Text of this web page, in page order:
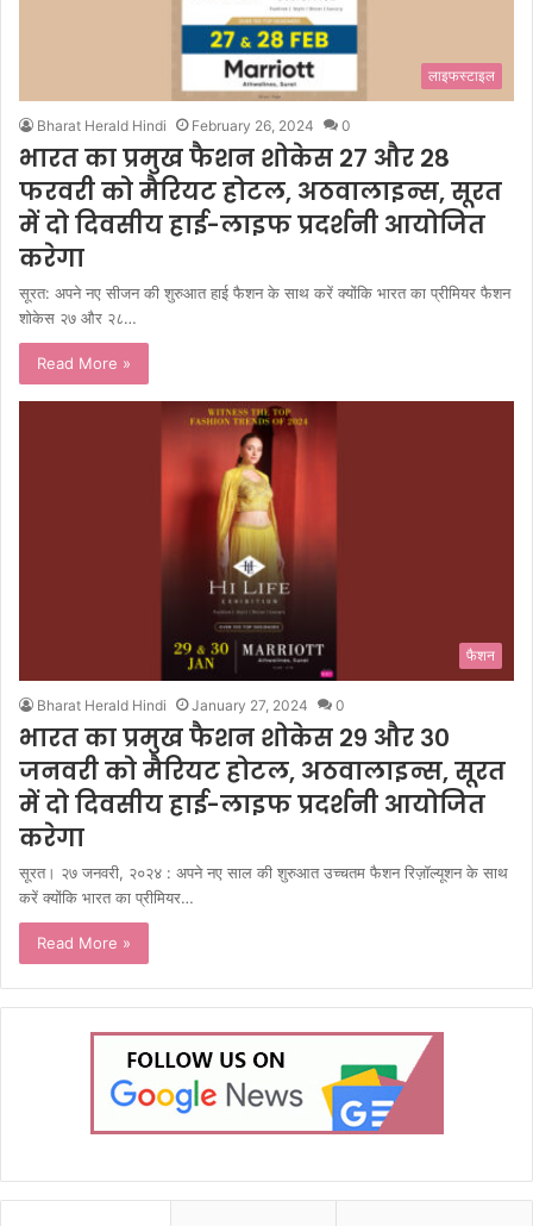
लाइफस्टाइल
Bharat Herald Hindi February 26, 2024 0
भारत का प्रमुख फैशन शोकेस २७ और २८
फरवरी को मैरियट होटल, अठवालाइन्स, सूरत
में दो दिवसीय हाई-लाइफ प्रदर्शनी आयोजित
करेगा
सूरत: अपने नए सीजन की शुरुआत हाई फैशन के साथ करें क्योंकि भारत का प्रीमियर फैशन
शोकेस २७ और २८…
Read More »
फैशन
Bharat Herald Hindi January 27, 2024 0
भारत का प्रमुख फैशन शोकेस २९ और ३०
जनवरी को मैरियट होटल, अठवालाइन्स, सूरत
में दो दिवसीय हाई-लाइफ प्रदर्शनी आयोजित
करेगा
सूरत। २७ जनवरी, २०२४ : अपने नए साल की शुरुआत उच्चतम फैशन रिज़ॉल्यूशन के साथ
करें क्योंकि भारत का प्रीमियर…
Read More »